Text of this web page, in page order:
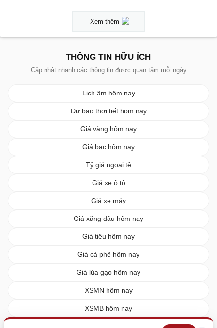
Xem thêm
THÔNG TIN HỮU ÍCH
Cập nhật nhanh các thông tin được quan tâm mỗi ngày
Lịch âm hôm nay
Dự báo thời tiết hôm nay
Giá vàng hôm nay
Giá bạc hôm nay
Tỷ giá ngoại tệ
Giá xe ô tô
Giá xe máy
Giá xăng dầu hôm nay
Giá tiêu hôm nay
Giá cà phê hôm nay
Giá lúa gạo hôm nay
XSMN hôm nay
XSMB hôm nay